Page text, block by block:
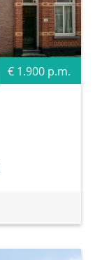
€ 1.900 p.m.